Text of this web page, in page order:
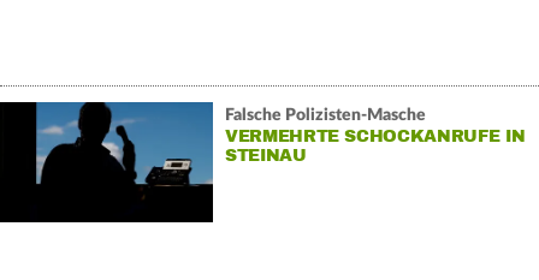
Falsche Polizisten-Masche
VERMEHRTE SCHOCKANRUFE IN
STEINAU